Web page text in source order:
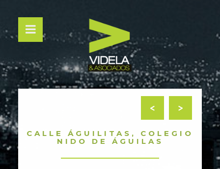
>
<
CALLE ÁGUILITAS, COLEGIO
NIDO DE ÁGUILAS